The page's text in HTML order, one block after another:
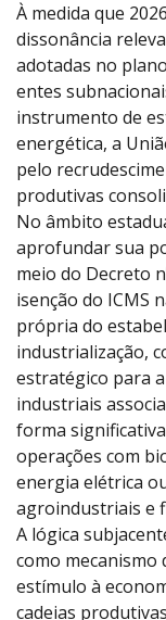
À medida que
dissonância
adotadas no
entes
instrumento de
energética, a
pelo
produtivas
No âmbito
aprofundar sua
meio do Decreto
isenção do ICMS
própria do
industrialização,
estratégico para
industriais
forma
operações com
energia elétrica
agroindustriais e
A lógica
como mecanismo
estímulo à
cadeias